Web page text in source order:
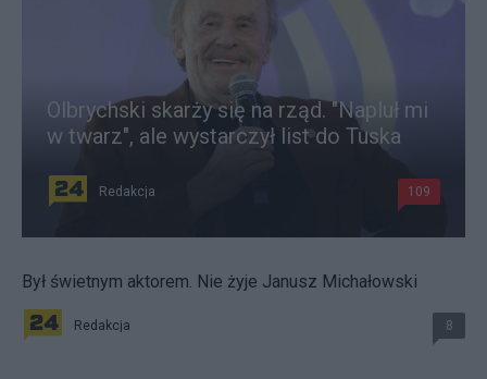
Olbrychski skarży się na rząd. "Napluł mi
w twarz", ale wystarczył list do Tuska
Redakcja 109
Był świetnym aktorem. Nie żyje Janusz Michałowski
Redakcja 8